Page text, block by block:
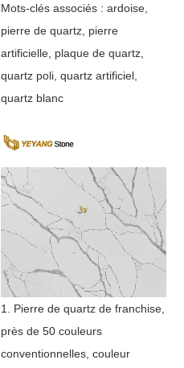
Mots-clés associés : ardoise,
pierre de quartz, pierre
artificielle, plaque de quartz,
quartz poli, quartz artificiel,
quartz blanc
1. Pierre de quartz de franchise,
près de 50 couleurs
conventionnelles, couleur